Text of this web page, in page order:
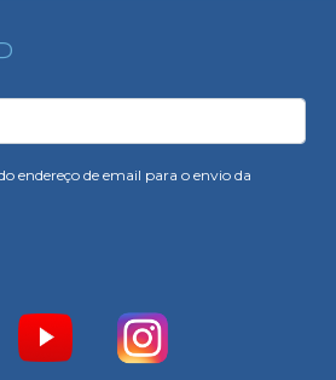
endereço de email para o envio da